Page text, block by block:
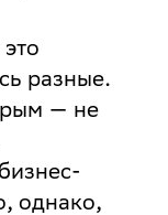
разные.
— не
однако,